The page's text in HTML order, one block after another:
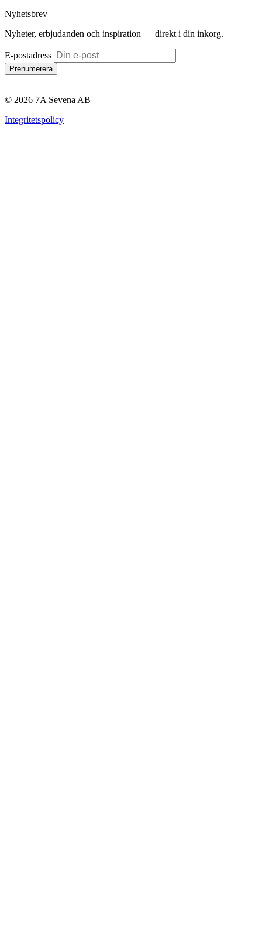
Nyhetsbrev
Nyheter, erbjudanden och inspiration — direkt i din inkorg.
E-postadress
Prenumerera
© 2026 7A Sevena AB
Integritetspolicy